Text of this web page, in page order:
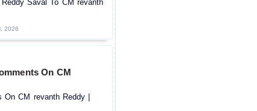
Saval To CM revanth
2026
On CM
CM revanth Reddy |